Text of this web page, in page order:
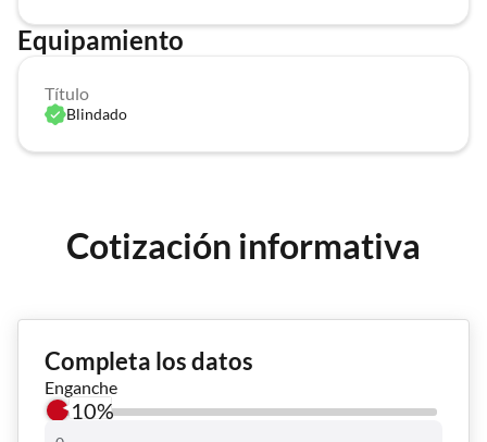
Equipamiento
Título
Blindado
Cotización informativa
Completa los datos
Enganche
10%
versión...